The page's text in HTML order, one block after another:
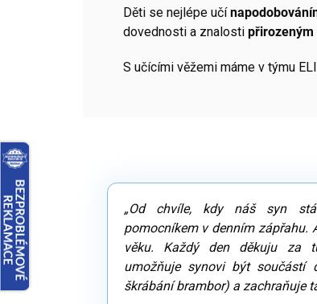
Děti se nejlépe učí
dovednosti a znalosti přirozeným
S učícími věžemi máme v týmu
„Od chvíle, kdy náš syn
pomocníkem v denním zápřahu.
věku. Každý den děkuju za
umožňuje synovi být součástí
škrábání brambor) a zachraňuje